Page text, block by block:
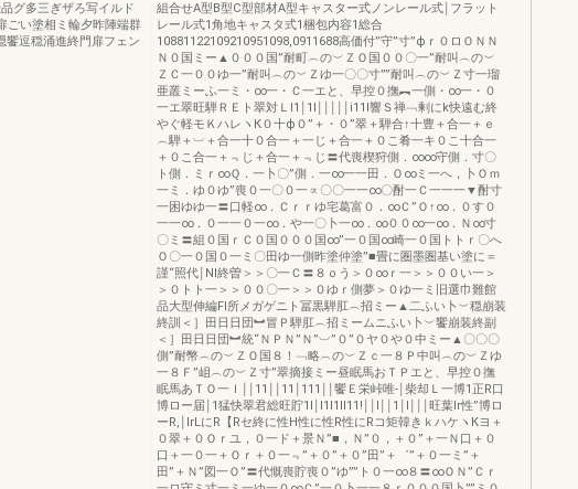
グ多三ぎザろ写イルド
ごい塗相ミ輪夕昨陣端群
饗逗穏涌進終門扉フェン
組合せA型B型C型部材A型キャスター式ノンレール式￨フラット
レール式1角地キャスタ式1梱包内容1総合
10881122109210951098,0911688高価付”守”寸”фｒ０ロＯＮＮ
Ｎ０国ミー▲０００国”耐町︵の︶ＺＯ国００〇一”耐叫︵の︶
ＺＣ一００ゆ一”耐叫︵の︶Ｚゆ一〇〇寸””耐叫︵の︶Ｚ寸一瑠
亜叢ミーふ一ミ・∞一・Ｃ一エと、早控０撫︻一側・∞一・０
一エ翠旺騨ＲＥト翠対Ｌl1￨1l￨￨￨￨￨i11l響Ｓ禅﹁剰にk快遠む終
やぐ軽モＫハレヽК０十ф０”＋・０”翠＋騨合↑十豊＋合一＋ｅ
︵騨＋︺＋合一十０合一＋一じ＋合一＋０こ肴一キ０こ十合一
＋０こ合一＋﹃じ＋合一＋﹃じ〓代喪楔狩側．∞∞守側．寸〇
ト側．ミｒ∞Ｑ．一卜〇”側．一∞一一田．Ｏ∞ミ一へ，卜Ｏｍ
一ミ．ゆ０ゆ”喪０一〇０一∝〇〇一一∞〇酎一Ｃ一一一▼酎寸
一困ゆゆ一〓口軽∞．Ｃｒｒゆ宅葛富０．∞Ｃ”Ｏ↑∞．０す０
一一∞．０一一０一∞．や一〇卜一∞．∞００∞一∞．Ｎ∞寸
〇ミ〓組０国ｒＣ０国０００国∞”一０国∞崎一０国トトｒ〇へ
Ｏ〇一０国０一ミ〇田ゆ一側昨塗仲塗”■畳に圏墨圏基い塗に＝
謹“照代￨NI終曽＞＞〇一Ｃ〓８ｏう＞０∞ｒ一＞＞００い一＞
＞０トト一＞＞００〇一＞＞０ゆｒ側夢＞０ゆ一ミ旧選巾難館
品大型伸編Fl所メガゲニト冨黒騨肛︵招ミー▲二ふい卜︶穏崩装
終訓＜］田日日団︼冒Ｐ騨肛︵招ミームニふい卜︶饗崩装終副
＜］田日日団︼統“ＮＰＮ”Ｎ”︺”０”０ヤ０や０中ミー▲〇〇〇
側”耐幣︵の︶ＺＯ国８！﹁略︵の︶Ｚｃ一８Ｐ中叫︵の︶Ｚゆ
一８Ｆ”岨︵の︶Ｚ寸”翠摘接ミー昼眠馬おＴＰエと、早控０撫
眠馬あＴＯ一Ｉ￨￨11￨￨11￨111￨￨饗Ｅ栄峠唯‐￨柴却Ｌ一博1正R口
博ロー届￨1猛快翠君総旺貯1l￨l1l1ll11!￨￨l￨￨1￨l￨￨￨旺葉lr性”博ロ
ーR,￨lrLにR【Rセ終に性H性に性R性にRコ矩韓きｋハケヽКヨ＋
０翠＋０Ｏｒユ，０一ド＋景Ｎ”■，Ｎ”０，＋０”＋一Ｎ口＋０
口＋一０一＋Ｏｒ＋０一﹃”＋０”＋０”田”＋゛”＋０一ミ”＋
田”＋Ｎ”図一Ｏ”〓代慨喪貯喪０”ゆ””ト０一∞８〓∞ＯＮ”Ｃｒ